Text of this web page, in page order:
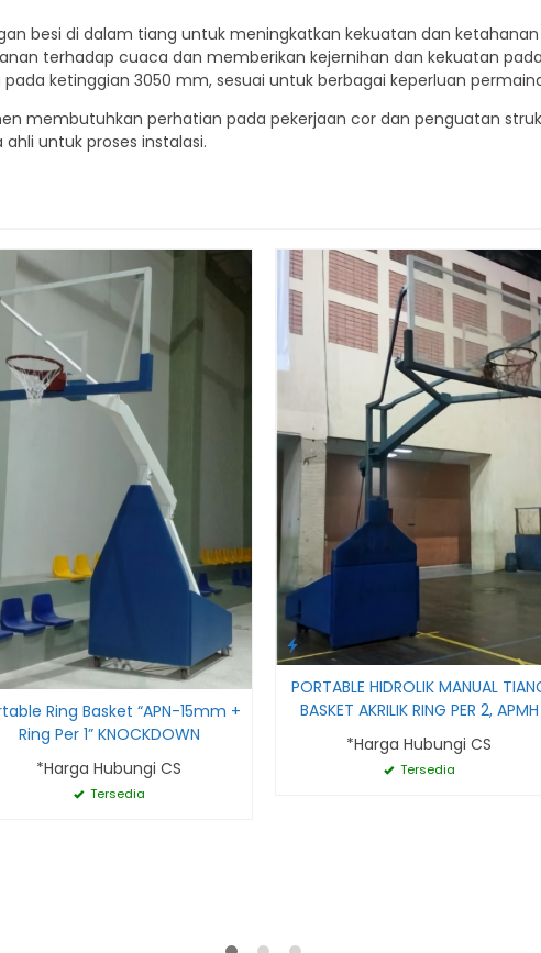
besi di dalam tiang untuk meningkatkan kekuatan dan
terhadap cuaca dan memberikan kejernihan dan kekuatan
pada ketinggian 3050 mm, sesuai untuk berbagai keperluan
membutuhkan perhatian pada pekerjaan cor dan penguatan
untuk proses instalasi.
Ring Basket “APN-15mm +
Ring Per 1” KNOCKDOWN
*Harga Hubungi CS
Tersedia
PORTABLE HIDROLIK MANUAL
BASKET AKRILIK RING PER 2, APMH
*Harga Hubungi CS
Tersedia